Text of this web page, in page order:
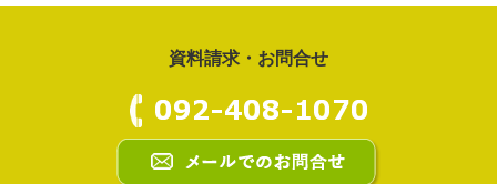
資料請求・お問合せ